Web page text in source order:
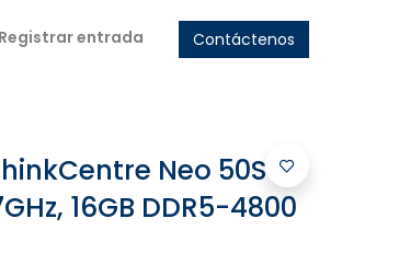
Registrar entrada Contáctenos
Neo 50S
16GB DDR5-4800